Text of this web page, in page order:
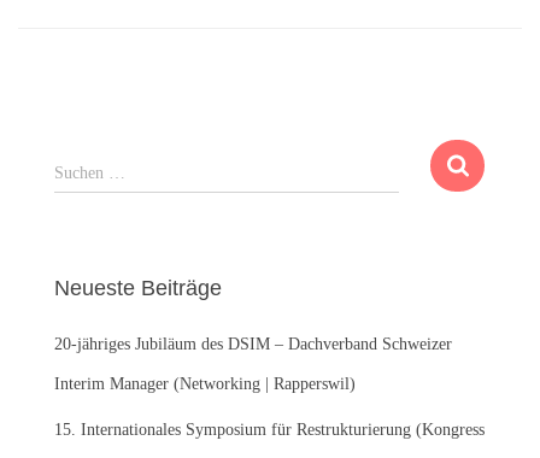
S
u
n
a
c
:
Suchen …
Neueste Beiträge
20-jähriges Jubiläum des DSIM – Dachverband Schweizer
Interim Manager (Networking | Rapperswil)
15. Internationales Symposium für Restrukturierung (Kongress